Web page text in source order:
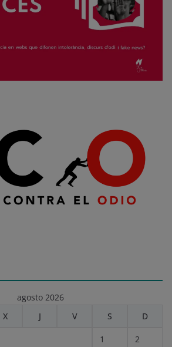
agosto 2026
X J V S D
1 2